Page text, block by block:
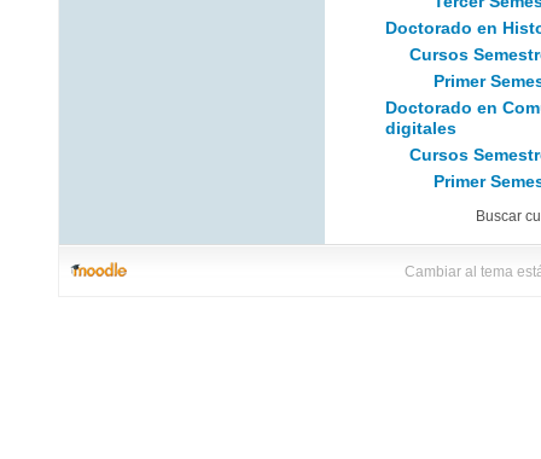
Doctorado en
Cursos
Primer
Doctorado en
digitales
Cursos
Primer
Buscar
Cambiar al tema